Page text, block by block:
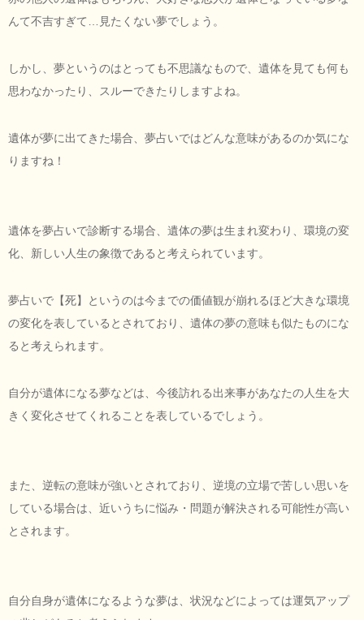
んて不吉すぎて…見たくない夢でしょう。
しかし、夢というのはとっても不思議なもので、遺体を見ても何も
思わなかったり、スルーできたりしますよね。
遺体が夢に出てきた場合、夢占いではどんな意味があるのか気にな
りますね！
遺体を夢占いで診断する場合、遺体の夢は生まれ変わり、環境の変
化、新しい人生の象徴であると考えられています。
夢占いで【死】というのは今までの価値観が崩れるほど大きな環境
の変化を表しているとされており、遺体の夢の意味も似たものにな
ると考えられます。
自分が遺体になる夢などは、今後訪れる出来事があなたの人生を大
きく変化させてくれることを表しているでしょう。
また、逆転の意味が強いとされており、逆境の立場で苦しい思いを
している場合は、近いうちに悩み・問題が解決される可能性が高い
とされます。
自分自身が遺体になるような夢は、状況などによっては運気アップ